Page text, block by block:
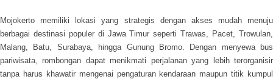
Mojokerto memiliki lokasi yang strategis dengan akses mudah menuju
berbagai destinasi populer di Jawa Timur seperti Trawas, Pacet, Trowulan,
Malang, Batu, Surabaya, hingga Gunung Bromo. Dengan menyewa bus
pariwisata, rombongan dapat menikmati perjalanan yang lebih terorganisir
tanpa harus khawatir mengenai pengaturan kendaraan maupun titik kumpul